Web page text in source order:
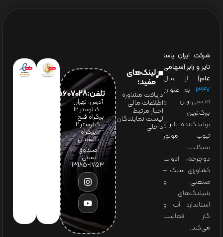
شرکت ایران یاسا
تایر و رابر (سهامی
عام) از سال
۱۳۴۷ به عنوان
قدیمی‌ترین و
بزرگ‌ترین
تولیدکننده تایر و
تیوب موتور
سیکلت،
دوچرخه، ادوات
کشاورزی سبک –
صنعتی و
شیلنگ‌های
استاندارد آب و
گاز فعالیت
می‌کند.
لینک‌های
مفید:
دریافت مشاوره
اطلاعات مالی
اخبار مرتبط
لیست نمایندگان
داخلی
تلفن:65607028(021)
آدرس: تهران
-کیلومتر 12
بزرگراه فتح –
کیلومتر ۲
بزرگراه
باغستان
صندوق
پستی:
1753-13185